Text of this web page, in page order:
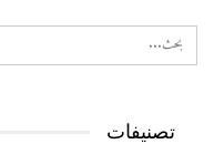
تصنيفات